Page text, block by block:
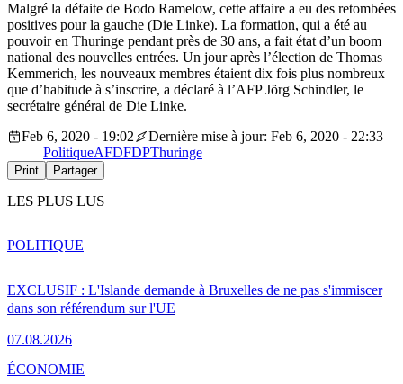
Malgré la défaite de Bodo Ramelow, cette affaire a eu des retombées
positives pour la gauche (Die Linke). La formation, qui a été au
pouvoir en Thuringe pendant près de 30 ans, a fait état d’un boom
national des nouvelles entrées. Un jour après l’élection de Thomas
Kemmerich, les nouveaux membres étaient dix fois plus nombreux
que d’habitude à s’inscrire, a déclaré à l’AFP Jörg Schindler, le
secrétaire général de Die Linke.
Feb 6, 2020 - 19:02
Dernière mise à jour: Feb 6, 2020 - 22:33
PolitiqueAFDFDPThuringe
Print Partager
LES PLUS LUS
EXCLUSIF : L'Islande demande à Bruxelles de ne pas s'immiscer
dans son référendum sur l'UE
07.08.2026
POLITIQUE
ÉCONOMIE